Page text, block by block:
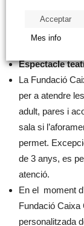
també a acceptar
autònoma.
Espectacle
La Fundació
per a atendre
adult, pares i
sala si
permet.
de 3 anys, es
atenció.
En el moment
Fundació Caixa
personalitzada
Acceptar
Mes info